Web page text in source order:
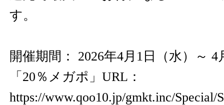
す。
開催期間： 2026年4月1日（水）～ 4
「20％メガポ」URL：
https://www.qoo10.jp/gmkt.inc/Special/